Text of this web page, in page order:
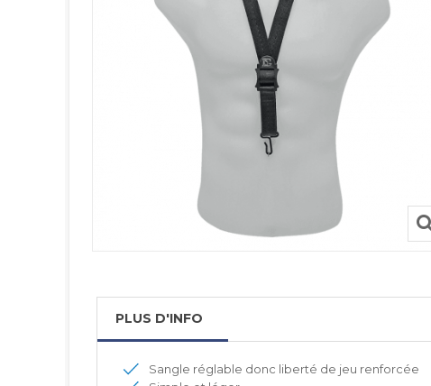
PLUS D'INFO
Sangle réglable donc liberté de jeu renforcée